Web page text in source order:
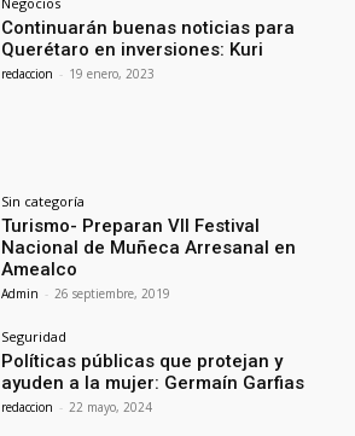
Continuarán buenas noticias para
Querétaro en inversiones: Kuri
redaccion - 19 enero, 2023
Sin categoría
Turismo- Preparan VII Festival
Nacional de Muñeca Arresanal en
Amealco
Admin - 26 septiembre, 2019
Seguridad
Políticas públicas que protejan y
ayuden a la mujer: Germaín Garfias
redaccion - 22 mayo, 2024